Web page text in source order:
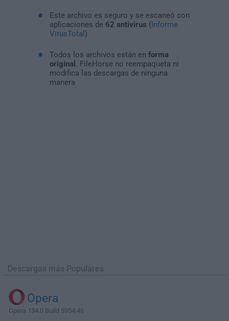
Este archivo es seguro y se escaneó con
aplicaciones de 62 antivirus (Informe
VirusTotal )
Todos los archivos están en forma
original
. FileHorse no reempaqueta ni
modifica las descargas de ninguna
manera
Descargas más Populares
Opera
Opera 134.0 Build 5954.46